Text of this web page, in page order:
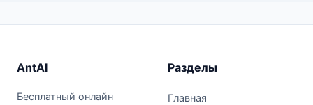
AntAI
Бесплатный онлайн
Разделы
Главная